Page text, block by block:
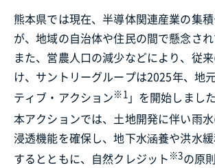
熊本県では現在、半導体関連産業の集
が、地域の自治体や住民の間で懸念され
また、営農人口の減少などにより、従
け、サントリーグループは2025年、地
ティブ・アクション※1」を開始しました
本アクションでは、土地開発に伴い雨
浸透機能を確保し、地下水涵養や洪水
するとともに、自然クレジット ※3の原